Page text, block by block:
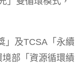
」及TCSA「永續
部「資源循環績